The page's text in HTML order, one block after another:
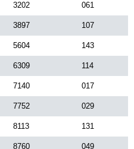
3202 061
3897 107
5604 143
6309 114
7140 017
7752 029
8113 131
8760 049